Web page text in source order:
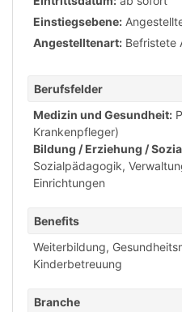
Einstiegsebene:
Angestelltenart: Befristete
Berufsfelder
Medizin und Gesundheit:
Krankenpfleger)
Bildung / Erziehung /
Sozialpädagogik,
Einrichtungen
Benefits
Weiterbildung,
Kinderbetreuung
Branche